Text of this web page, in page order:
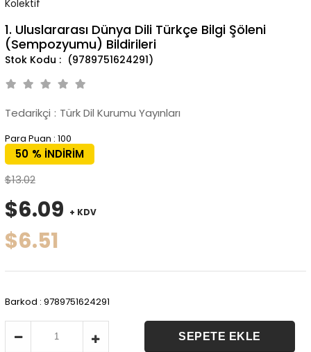
Kolektif
1. Uluslararası Dünya Dili Türkçe Bilgi Şöleni
(Sempozyumu) Bildirileri
(9789751624291)
Tedarikçi : Türk Dil Kurumu Yayınları
Para Puan : 100
%
50
İNDIRIM
$13.02
$6.09 + KDV
$6.51
Barkod : 9789751624291